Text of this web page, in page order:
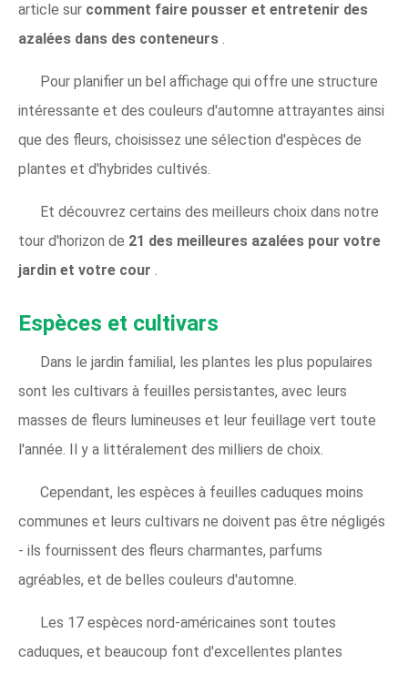
article sur comment faire pousser et entretenir des
azalées dans des conteneurs .
Pour planifier un bel affichage qui offre une structure
intéressante et des couleurs d'automne attrayantes ainsi
que des fleurs, choisissez une sélection d'espèces de
plantes et d'hybrides cultivés.
Et découvrez certains des meilleurs choix dans notre
tour d'horizon de 21 des meilleures azalées pour votre
jardin et votre cour .
Espèces et cultivars
Dans le jardin familial, les plantes les plus populaires
sont les cultivars à feuilles persistantes, avec leurs
masses de fleurs lumineuses et leur feuillage vert toute
l'année. Il y a littéralement des milliers de choix.
Cependant, les espèces à feuilles caduques moins
communes et leurs cultivars ne doivent pas être négligés
- ils fournissent des fleurs charmantes, parfums
agréables, et de belles couleurs d'automne.
Les 17 espèces nord-américaines sont toutes
caduques, et beaucoup font d'excellentes plantes